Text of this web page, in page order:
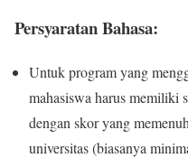
Persyaratan Bahasa:
Untuk program yang
mahasiswa harus
dengan skor yang
universitas (biasanya